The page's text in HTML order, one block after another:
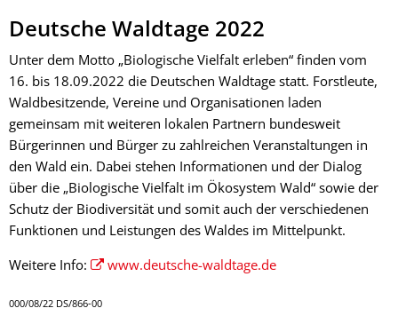
Deutsche Waldtage 2022
Unter dem Motto „Biologische Vielfalt erleben“ finden vom
16. bis 18.09.2022 die Deutschen Waldtage statt. Forstleute,
Waldbesitzende, Vereine und Organisationen laden
gemeinsam mit weiteren lokalen Partnern bundesweit
Bürgerinnen und Bürger zu zahlreichen Veranstaltungen in
den Wald ein. Dabei stehen Informationen und der Dialog
über die „Biologische Vielfalt im Ökosystem Wald“ sowie der
Schutz der Biodiversität und somit auch der verschiedenen
Funktionen und Leistungen des Waldes im Mittelpunkt.
Weitere Info:
www.deutsche-waldtage.de
000/08/22 DS/866-00